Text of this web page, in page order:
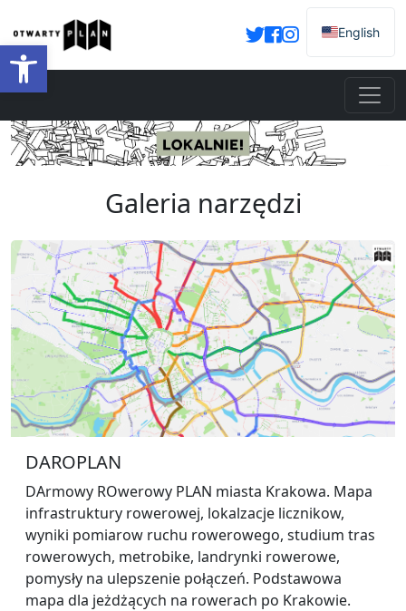
Otwórz pasek narzędzi
English
Galeria narzędzi
DAROPLAN
DArmowy ROwerowy PLAN miasta Krakowa. Mapa
infrastruktury rowerowej, lokalzacje licznikow,
wyniki pomiarow ruchu rowerowego, studium tras
rowerowych, metrobike, landrynki rowerowe,
pomysły na ulepszenie połączeń. Podstawowa
mapa dla jeżdżących na rowerach po Krakowie.